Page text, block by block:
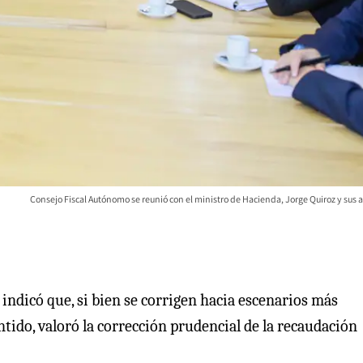
Consejo Fiscal Autónomo se reunió con el ministro de Hacienda, Jorge Quiroz y sus
que, si bien se corrigen hacia escenarios más
valoró la corrección prudencial de la recaudación